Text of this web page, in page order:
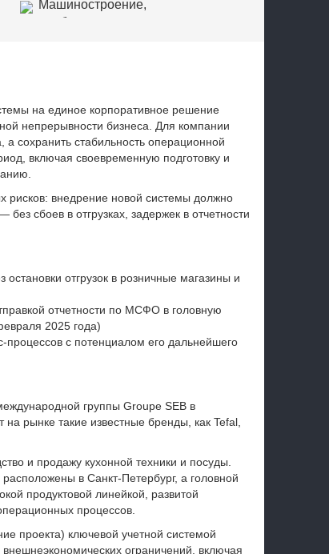
Машиностроение,
приборостроение
на единое корпоративное решение
непрерывности бизнеса. Для компании
а сохранить стабильность операционной
включая своевременную подготовку и
внедрение новой системы должно
сбоев в отгрузках, задержек в отчетности
остановки отгрузок в розничные магазины и
отчетности по МСФО в головную
2025 года)
процессов с потенциалом его дальнейшего
группы Groupe SEB в
рынке такие известные бренды, как Tefal,
и продажу кухонной техники и посуды.
в Санкт-Петербург, а головной
продуктовой линейкой, развитой
процессов.
проекта) ключевой учетной системой
ограничений, включая